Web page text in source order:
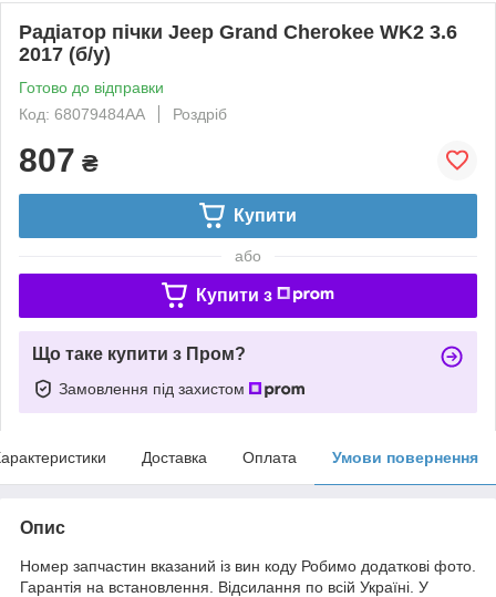
Радіатор пічки Jeep Grand Cherokee WK2 3.6
2017 (б/у)
Готово до відправки
Код: 68079484AA
Роздріб
807 ₴
Купити
або
Купити з
Що таке купити з Пром?
Замовлення під захистом
Доставка Оплата Умови повернення
Опис
Номер запчастин вказаний із вин коду Робимо додаткові фото.
Гарантія на встановлення. Відсилання по всій Україні. У